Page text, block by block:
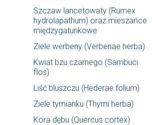
Szczaw lancetowaty (Rumex
hydrolapathum) oraz mieszańce
międzygatunkowe
Ziele werbeny (Verbenae herba)
Kwiat bzu czarnego (Sambuci
flos)
Liść bluszczu (Hederae folium)
Ziele tymianku (Thymi herba)
Kora dębu (Quercus cortex)